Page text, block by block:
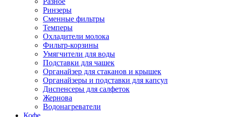
Ринзеры
Сменные фильтры
Темперы
Охладители молока
Фильтр-корзины
Умягчители для воды
Подставки для чашек
Органайзер для стаканов и крышек
Органайзеры и подставки для капсул
Диспенсеры для салфеток
Жернова
Водонагреватели